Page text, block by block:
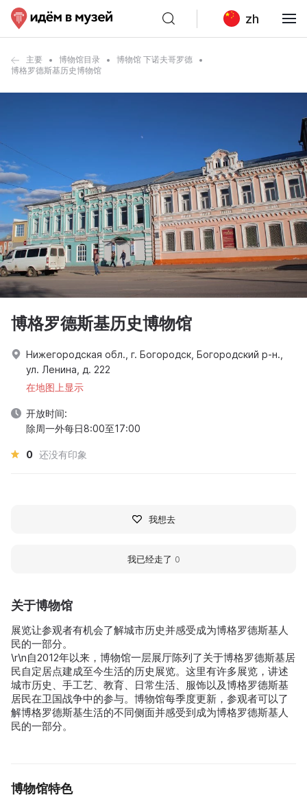
zh
主要 博物馆目录
博物馆 下诺夫哥罗德
博格罗德斯基历史博物馆
关于博物馆
展览让参观者有机会了解城市历史并感受成为博格罗德斯基人
民的一部分。
\r\n自2012年以来，博物馆一层展厅陈列了关于博格罗德斯基居
民自定居点建成至今生活的历史展览。这里有许多展览，讲述
城市历史、手工艺、教育、日常生活、服饰以及博格罗德斯基
居民在卫国战争中的参与。博物馆每季度更新，参观者可以了
解博格罗德斯基生活的不同侧面并感受到成为博格罗德斯基人
民的一部分。
博物馆特色
博格罗德斯基历史博物馆
Нижегородская обл., г. Богородск, Богородский р-н.,
ул. Ленина, д. 222
在地图上显示
开放时间:
除周一外每日8:00至17:00
0 还没有印象
我想去
我已经走了 0